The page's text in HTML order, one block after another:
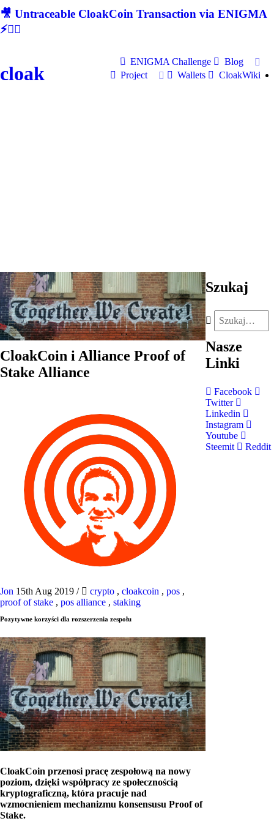
🎥 Untraceable CloakCoin Transaction via ENIGMA
⚡🕵‍♂
cloak
ENIGMA Challenge
Blog
Project
Wallets CloakWiki
CloakCoin i Alliance Proof of
Stake Alliance
Jon 15th Aug 2019 / crypto , cloakcoin , pos ,
proof of stake , pos alliance , staking
Pozytywne korzyści dla rozszerzenia zespołu
CloakCoin przenosi pracę zespołową na nowy
poziom, dzięki współpracy ze społecznością
kryptograficzną, która pracuje nad
wzmocnieniem mechanizmu konsensusu Proof of
Stake.
Szukaj
Nasze
Linki
Facebook
Twitter
Linkedin
Instagram
Youtube
Steemit
Reddit